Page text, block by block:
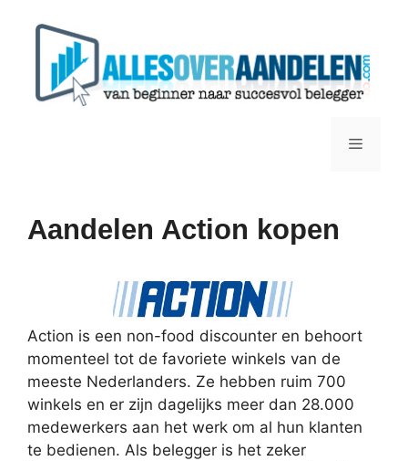
Menu
Aandelen Action kopen
Action is een non-food discounter en behoort
momenteel tot de favoriete winkels van de
meeste Nederlanders. Ze hebben ruim 700
winkels en er zijn dagelijks meer dan 28.000
medewerkers aan het werk om al hun klanten
te bedienen. Als belegger is het zeker